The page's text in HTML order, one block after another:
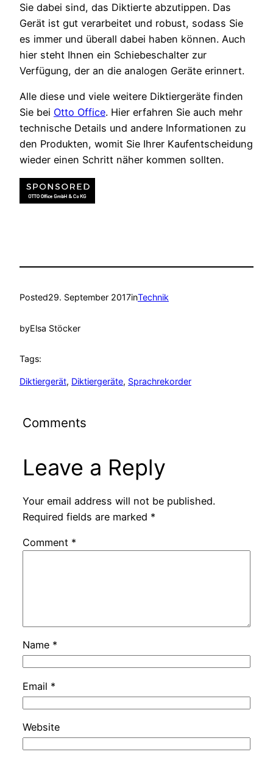
Sie dabei sind, das Diktierte abzutippen. Das
Gerät ist gut verarbeitet und robust, sodass Sie
es immer und überall dabei haben können. Auch
hier steht Ihnen ein Schiebeschalter zur
Verfügung, der an die analogen Geräte erinnert.
Alle diese und viele weitere Diktiergeräte finden
Sie bei Otto Office. Hier erfahren Sie auch mehr
technische Details und andere Informationen zu
den Produkten, womit Sie Ihrer Kaufentscheidung
wieder einen Schritt näher kommen sollten.
Posted29. September 2017inTechnik
byElsa Stöcker
Tags:
Diktiergerät, Diktiergeräte, Sprachrekorder
Comments
Leave a Reply
Your email address will not be published.
Required fields are marked *
Comment *
Name *
Email *
Website